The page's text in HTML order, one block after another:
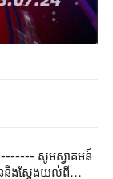
ននិងស្វែងយល់ពី